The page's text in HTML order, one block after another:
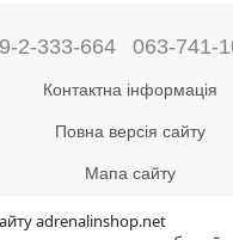
adrenalinshop.net
2-333-664 063-741-
Контактна інформація
Повна версія сайту
Мапа сайту
–магазин